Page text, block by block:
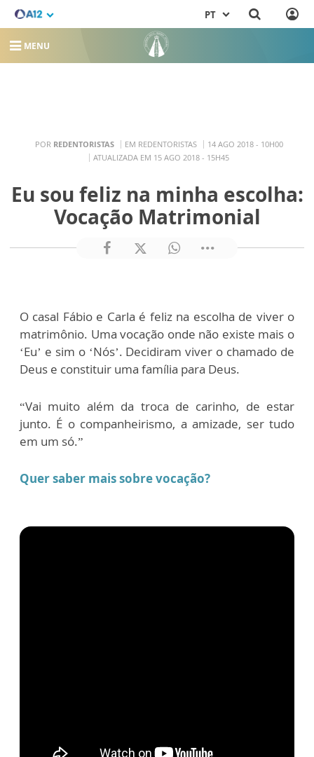
PT
MENU
POR REDENTORISTAS EM REDENTORISTAS
14 AGO 2018 - 10H00
ATUALIZADA EM 15 AGO 2018 - 15H45
Eu sou feliz na minha escolha:
Vocação Matrimonial
O casal Fábio e Carla é feliz na escolha de viver o
matrimônio. Uma vocação onde não existe mais o
‘Eu’ e sim o ‘Nós’. Decidiram viver o chamado de
Deus e constituir uma família para Deus.
“Vai muito além da troca de carinho, de estar
junto. É o companheirismo, a amizade, ser tudo
em um só.”
Quer saber mais sobre vocação?